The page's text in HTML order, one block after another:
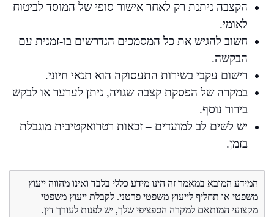
הקצבה ניתנת רק לאחר אישור סופי של המוסד לביטוח
לאומי.
חשוב להגיש את כל המסמכים הנדרשים בו-זמנית עם
הבקשה.
רישום עקבי בשירות התעסוקה הוא תנאי חיוני.
במקרה של הפסקת קצבה שגויה, ניתן לערער או לבקש
בירור נוסף.
יש לשים לב למועדים – זכאות רטרואקטיבית מוגבלת
בזמן.
המידע המובא במאמר זה הינו מידע כללי בלבד ואינו מהווה ייעוץ
משפטי או תחליף לייעוץ משפטי פרטני. לקבלת ייעוץ משפטי
מקצועי המותאם למקרה הספציפי שלך, יש לפנות לעורך דין.